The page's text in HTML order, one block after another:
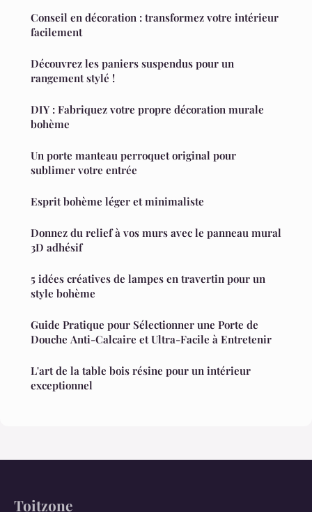
Conseil en décoration : transformez votre intérieur
facilement
Découvrez les paniers suspendus pour un
rangement stylé !
DIY : Fabriquez votre propre décoration murale
bohème
Un porte manteau perroquet original pour
sublimer votre entrée
Esprit bohème léger et minimaliste
Donnez du relief à vos murs avec le panneau mural
3D adhésif
5 idées créatives de lampes en travertin pour un
style bohème
Guide Pratique pour Sélectionner une Porte de
Douche Anti-Calcaire et Ultra-Facile à Entretenir
L'art de la table bois résine pour un intérieur
exceptionnel
Toitzone